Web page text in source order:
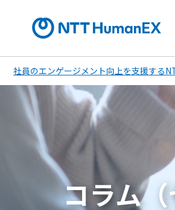
社員のエンゲージメント向上を支援する
コラム